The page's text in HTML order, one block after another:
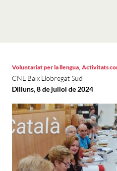
Voluntariat per la llengua, Activitats
CNL Baix Llobregat Sud
Dilluns, 8 de juliol de 2024